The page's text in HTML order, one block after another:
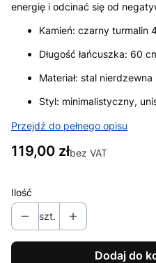
energię i odcinać się od
Kamień: czarny turmalin
Długość łańcuszka: 60
Materiał: stal nierdzewna
Styl: minimalistyczny,
Przejdź do pełnego opisu
Cena
119,00 złbez VAT
Ilość
szt.
Dodaj do